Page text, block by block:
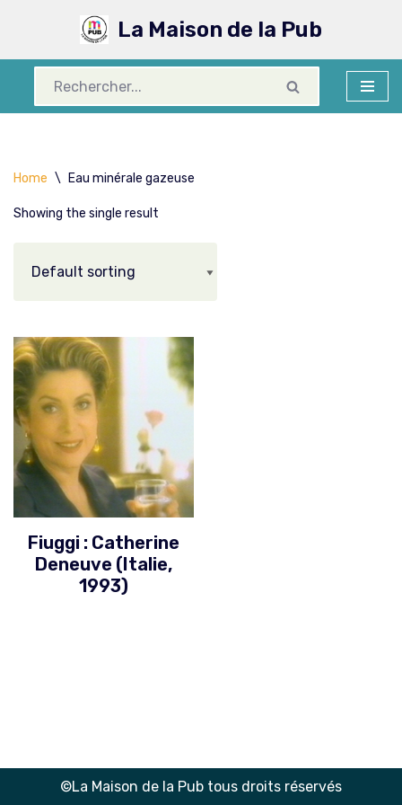
contenu
La Maison de la Pub
Home \ Eau minérale gazeuse
Showing the single result
Fiuggi : Catherine
Deneuve (Italie,
1993)
©La Maison de la Pub tous droits réservés